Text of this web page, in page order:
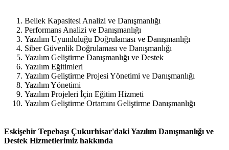
Bellek Kapasitesi Analizi ve Danışmanlığı
Performans Analizi ve Danışmanlığı
Yazılım Uyumluluğu Doğrulaması ve Danışmanlığı
Siber Güvenlik Doğrulaması ve Danışmanlığı
Yazılım Geliştirme Danışmanlığı ve Destek
Yazılım Eğitimleri
Yazılım Geliştirme Projesi Yönetimi ve Danışmanlığı
Yazılım Yönetimi
Yazılım Projeleri İçin Eğitim Hizmeti
Yazılım Geliştirme Ortamını Geliştirme Danışmanlığı
Eskişehir Tepebaşı Çukurhisar'daki Yazılım Danışmanlığı ve
Destek Hizmetlerimiz hakkında